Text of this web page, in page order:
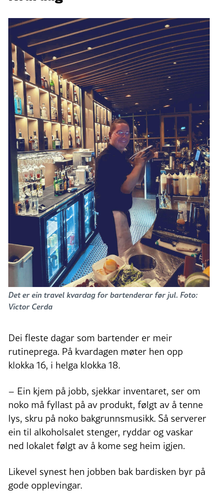
Det er ein travel kvardag for bartenderar før jul. Foto:
Victor Cerda
Dei fleste dagar som bartender er meir
rutineprega. På kvardagen møter hen opp
klokka 16, i helga klokka 18.
– Ein kjem på jobb, sjekkar inventaret, ser om
noko må fyllast på av produkt, følgt av å tenne
lys, skru på noko bakgrunnsmusikk. Så serverer
ein til alkoholsalet stenger, ryddar og vaskar
ned lokalet følgt av å kome seg heim igjen.
Likevel synest hen jobben bak bardisken byr på
gode opplevingar.